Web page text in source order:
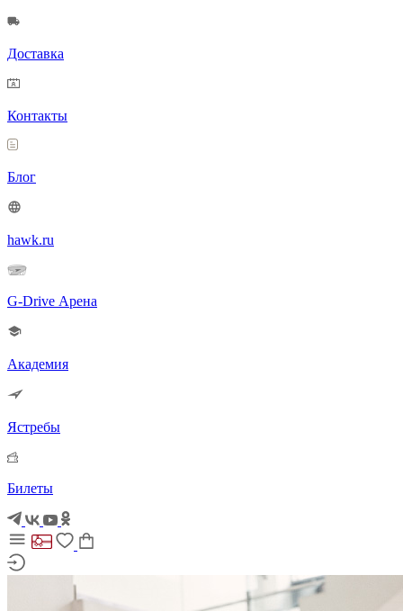
Доставка
Контакты
Блог
hawk.ru
G-Drive Арена
Академия
Ястребы
Билеты